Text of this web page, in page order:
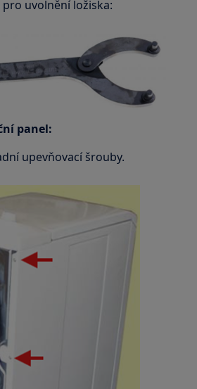
pro uvolnění ložiska:
panel:
upevňovací šrouby.